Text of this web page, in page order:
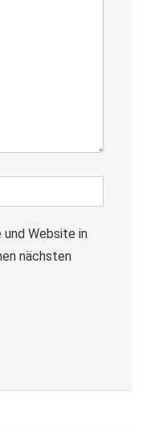
und Website in
nächsten